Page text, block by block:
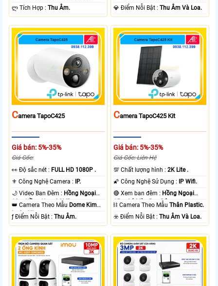
️ლ Tích Hợp :Thu Âm.
️💎 Điểm Nỗi Bật :Thu Âm Và Loa.
CAmera TapoC425
Giá bán: 5%-35%
Giá Gốc:
️👀 Độ sắc nét : FULL HD 1080P .
⚜️ Công Nghệ Camera :
IP.
🌙 Video Ban Đêm : Hồng Ngoại
10m Hồng Ngoại SMD.
👑 Camera Theo Mẫu Dome Kim
loại + Nhựa.
️ƒ Điểm Nỗi Bật :Thu Âm.
CAmera TapoC425 Kit
Giá bán: 5%-35%
Giá Gốc: Liên Hệ
💯 Chất lượng hình :2K Lite .
🌠 Công Nghệ Sử Dụng :
IP Wifi.
🔴 Xem ban đêm : Hồng Ngoại
15m Có Màu Ban Ðêm.
⛓ Camera Theo MẫuThân Plastic.
️☣️ Điểm Nỗi Bật :Thu Âm Và Loa.